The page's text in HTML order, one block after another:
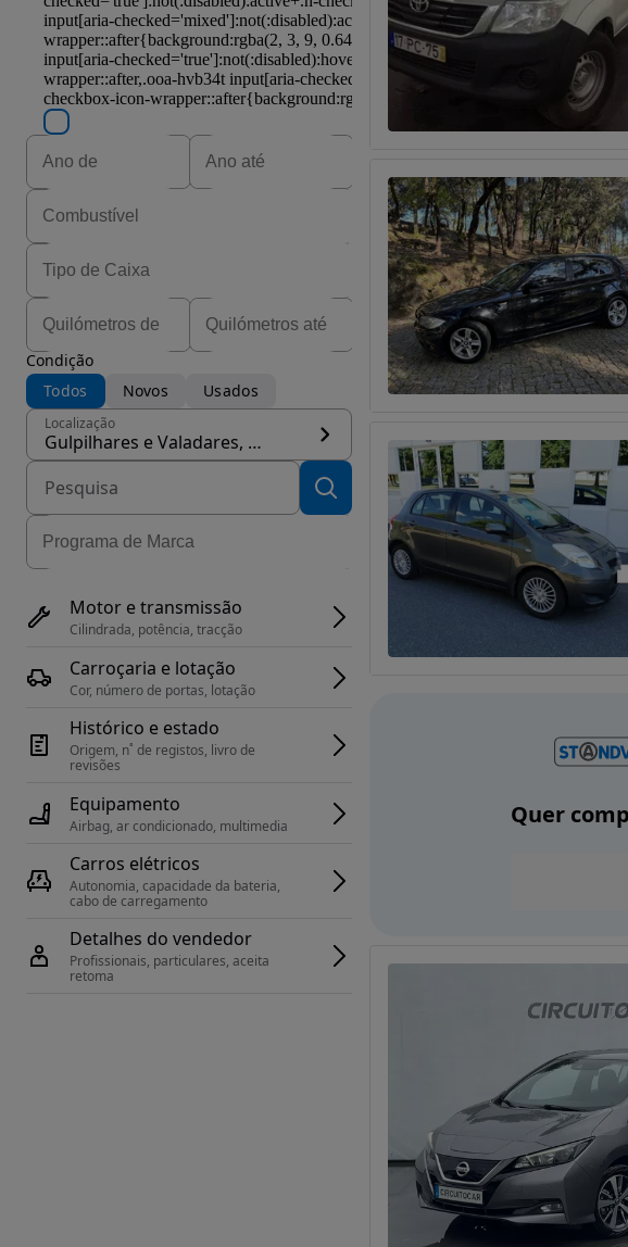
Condição
Todos
Novos Usados
Localização
Gulpilhares e Valadares, concelho Vila Nova de Gaia
Motor e transmissão
Cilindrada, potência, tracção
Carroçaria e lotação
Cor, número de portas, lotação
Histórico e estado
Origem, n˚ de registos, livro de
revisões
Equipamento
Airbag, ar condicionado, multimedia
Carros elétricos
Autonomia, capacidade da bateria,
cabo de carregamento
Detalhes do vendedor
Profissionais, particulares, aceita
retoma
Quer